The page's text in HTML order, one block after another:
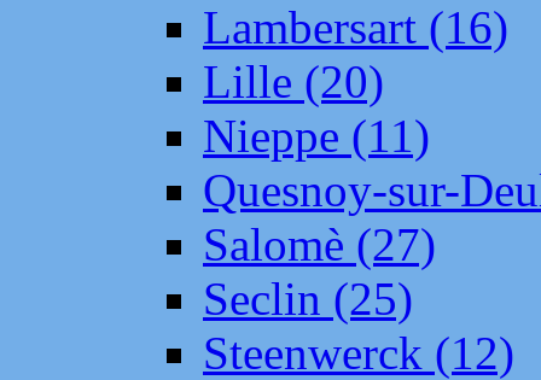
Lambersart (16)
Lille (20)
Nieppe (11)
Quesnoy-sur-
Salomè (27)
Seclin (25)
Steenwerck (12)